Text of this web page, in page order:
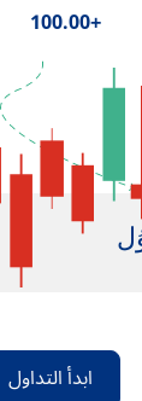
+100.00
ابدأ التداول